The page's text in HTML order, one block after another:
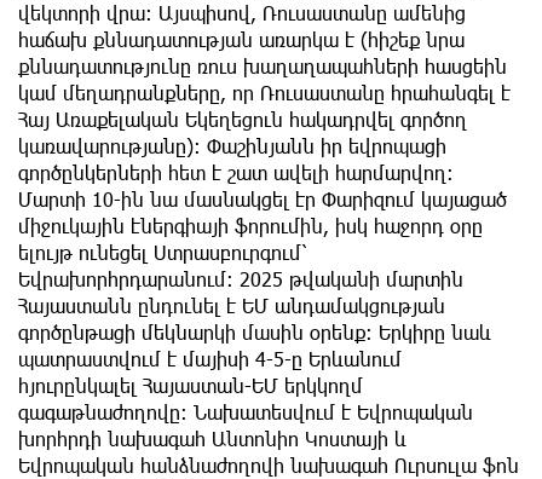
վեկտորի վրա: Այսպիսով, Ռուսաստանը ամենից
հաճախ քննադատության առարկա է (հիշեք նրա
քննադատությունը ռուս խաղաղապահների հասցեին
կամ մեղադրանքները, որ Ռուսաստանը հրահանգել է
Հայ Առաքելական Եկեղեցուն հակադրվել գործող
կառավարությանը): Փաշինյանն իր եվրոպացի
գործընկերների հետ է շատ ավելի հարմարվող:
Մարտի 10-ին նա մասնակցել էր Փարիզում կայացած
միջուկային էներգիայի ֆորումին, իսկ հաջորդ օրը
ելույթ ունեցել Ստրասբուրգում՝
Եվրախորհրդարանում: 2025 թվականի մարտին
Հայաստանն ընդունել է ԵՄ անդամակցության
գործընթացի մեկնարկի մասին օրենք: Երկիրը նաև
պատրաստվում է մայիսի 4-5-ը Երևանում
հյուրընկալել Հայաստան-ԵՄ երկկողմ
գագաթնաժողովը: Նախատեսվում է Եվրոպական
խորհրդի նախագահ Անտոնիո Կոստայի և
Եվրոպական հանձնաժողովի նախագահ Ուրսուլա ֆոն